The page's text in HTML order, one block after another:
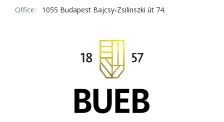
Office:
1055 Budapest Bajcsy-Zsilinszki út 74.